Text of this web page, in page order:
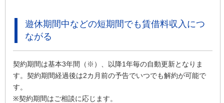
遊休期間中などの短期間でも賃借料収入につ
ながる
契約期間は基本3年間（※）、以降1年毎の自動更新となりま
す。契約期間経過後は2カ月前の予告でいつでも解約が可能で
す。
※契約期間はご相談に応じます。